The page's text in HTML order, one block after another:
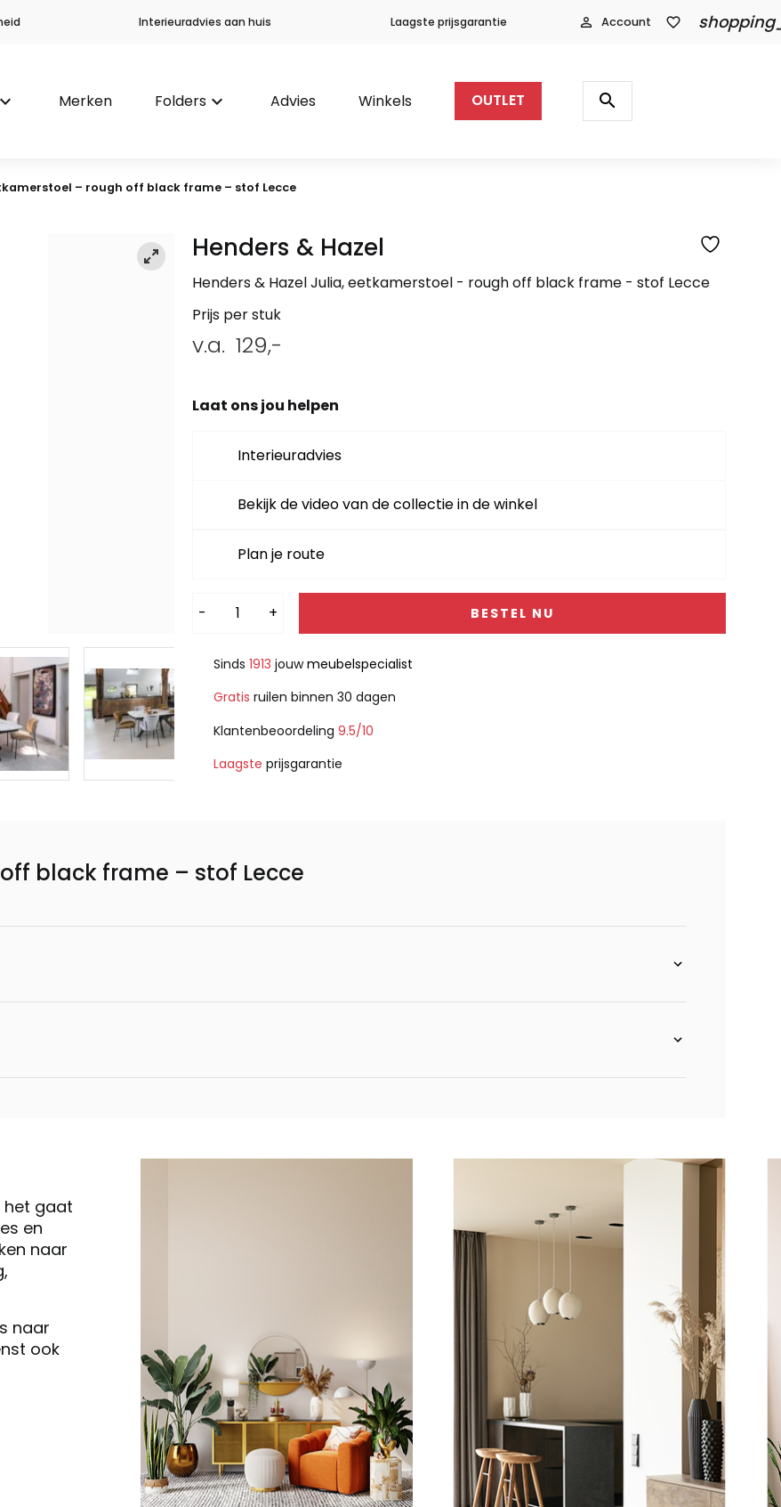
Interieuradvies aan huis Laagste prijsgarantie person_outline Account favorite_border
keyboard_arrow_down Merken Folders keyboard_arrow_down Advies Winkels OUTLET
Producten
zoeken
search
– rough off black frame – stof Lecce
Henders & Hazel
Henders & Hazel Julia, eetkamerstoel - rough off black frame - stof Lecce
Prijs per stuk
v.a. 129,-
Laat ons jou helpen
Interieuradvies
Bekijk de video van de collectie in de winkel
Plan je route
- + BESTEL NU
Alternative:
Sinds 1913 jouwmeubelspecialist
Gratis ruilen binnen 30 dagen
Klantenbeoordeling 9.5/10
Laagste prijsgarantie
black frame – stof Lecce
het gaat
en
naar
naar
ook